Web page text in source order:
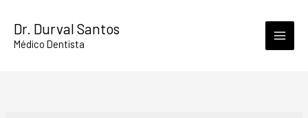
content
Dr. Durval Santos
Médico Dentista